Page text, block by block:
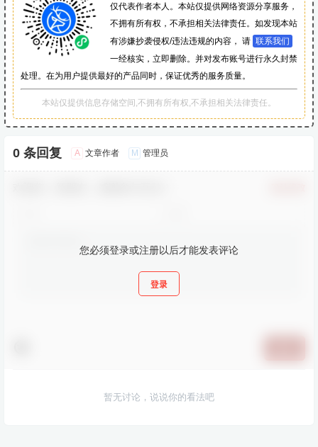
仅代表作者本人。本站仅提供网络资源分享服务，
不拥有所有权，不承担相关法律责任。如发现本站
有涉嫌抄袭侵权/违法违规的内容， 请 联系我们
一经核实，立即删除。并对发布账号进行永久封禁
处理。在为用户提供最好的产品同时，保证优秀的服务质量。
本站仅提供信息存储空间,不拥有所有权,不承担相关法律责任。
0 条回复 A 文章作者 M 管理员
您必须登录或注册以后才能发表评论
登录
暂无讨论，说说你的看法吧